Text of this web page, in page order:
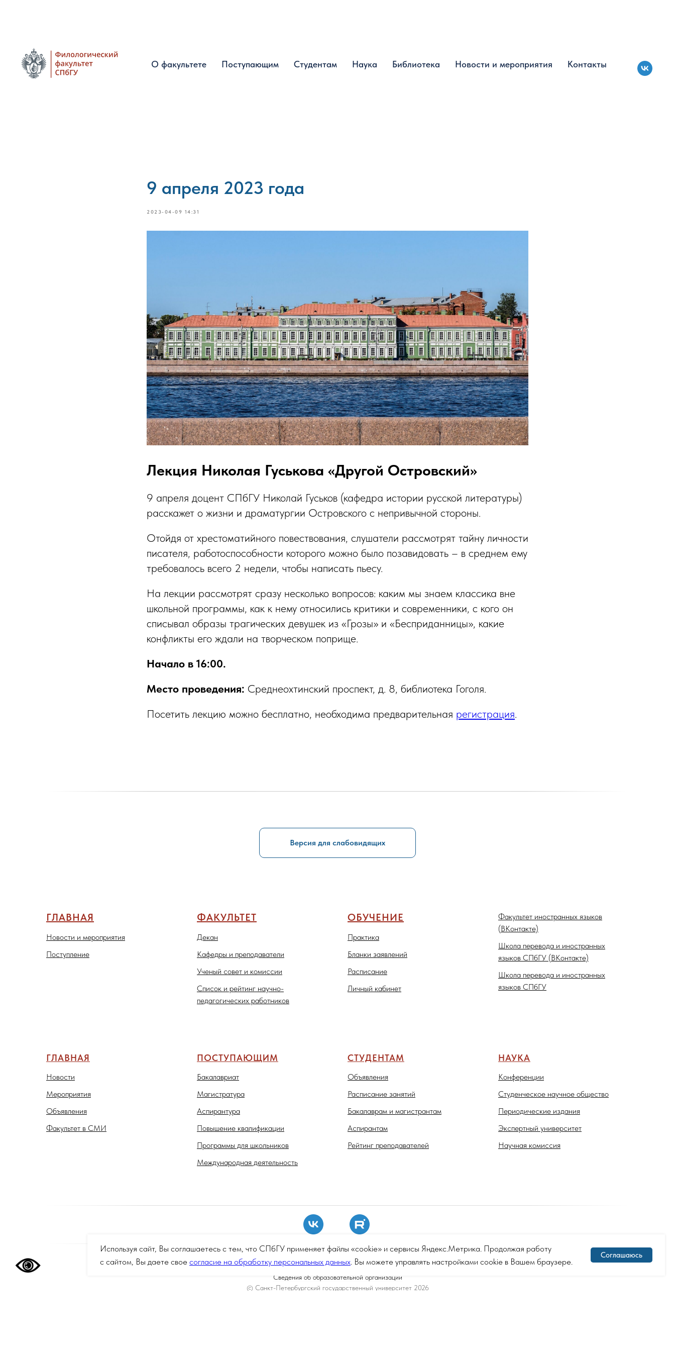
О факультете Поступающим Студентам Наука Библиотека Новости и мероприятия Контакты
О факультете Поступающим Студентам Наука Библиотека Новости и мероприятия Контакты
9 апреля 2023 года
2023-04-09 14:31
Лекция Николая Гуськова «Другой Островский»
9 апреля доцент СПбГУ Николай Гуськов (кафедра истории русской литературы)
расскажет о жизни и драматургии Островского с непривычной стороны.
Отойдя от хрестоматийного повествования, слушатели рассмотрят тайну личности
писателя, работоспособности которого можно было позавидовать – в среднем ему
требовалось всего 2 недели, чтобы написать пьесу.
На лекции рассмотрят сразу несколько вопросов: каким мы знаем классика вне
школьной программы, как к нему относились критики и современники, с кого он
списывал образы трагических девушек из «Грозы» и «Бесприданницы», какие
конфликты его ждали на творческом поприще.
Начало в 16:00.
Место проведения: Среднеохтинский проспект, д. 8, библиотека Гоголя.
Посетить лекцию можно бесплатно, необходима предварительная регистрация.
Версия для слабовидящих
ГЛАВНАЯ
Новости и мероприятия
Поступление
ФАКУЛЬТЕТ
Декан
Кафедры и преподаватели
Ученый совет и комиссии
Список и рейтинг научно-
педагогических работников
ОБУЧЕНИЕ
Практика
Бланки заявлений
Расписание
Личный кабинет
Факультет иностранных языков
(ВКонтакте)
Школа перевода и иностранных
языков СПбГУ (ВКонтакте)
Школа перевода и иностранных
языков СПбГУ
ГЛАВНАЯ
Новости
Мероприятия
Объявления
Факультет в СМИ
ПОСТУПАЮЩИМ
Бакалавриат
Магистратура
Аспирантура
Повышение квалификации
Программы для школьников
Международная деятельность
СТУДЕНТАМ
Объявления
Расписание занятий
Бакалаврам и магистрантам
Аспирантам
Рейтинг преподавателей
НАУКА
Конференции
Студенческое научное общество
Периодические издания
Экспертный университет
Научная комиссия
Сведения об образовательной организации
© Санкт-Петербургский государственный университет 2026
Используя сайт, Вы соглашаетесь с тем, что СПбГУ применяет файлы «cookie» и сервисы Яндекс.Метрика. Продолжая работу
с сайтом, Вы даете свое согласие на обработку персональных данных. Вы можете управлять настройками cookie в Вашем браузере.
Соглашаюсь